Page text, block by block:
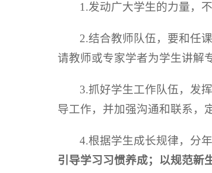
1.发动广大学生的力量，
2.结合教师队伍，要和任
请教师或专家学者为学生讲解
3.抓好学生工作队伍，发
导工作，并加强沟通和联系，
4.根据学生成长规律，分
引导学习习惯养成；以规范新